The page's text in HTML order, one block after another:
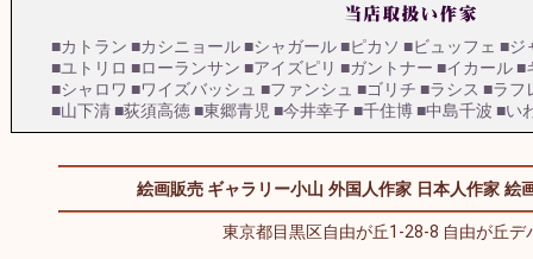
■カトラン ■カシニョール■シャガール■ピカソ ■ビュッフェ ■ジ
■ユトリロ ■ローランサン ■アイズピリ ■ガントナー ■イカール■
■シャロワ ■ワイズバッシュ ■ファンシュ ■ゴリチ ■ラシス ■ラフ
■山下清■荻須高徳■東郷青児 ■今井幸子■千住博■中島千波 ■い
絵画販売 ギャラリー小山 外国人作家 日本人作家 絵
東京都目黒区自由が丘1-28-8 自由が丘デ